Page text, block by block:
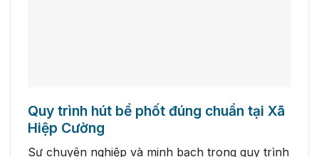
Quy trình hút bể phốt đúng chuẩn tại Xã
Hiệp Cường
Sự chuyên nghiệp và minh bạch trong quy trình